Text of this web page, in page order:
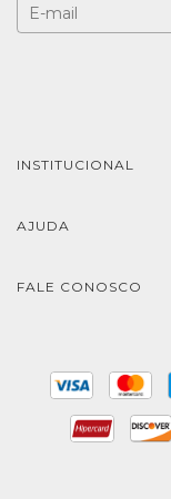
INSTITUCIONAL
AJUDA
FALE CONOSCO